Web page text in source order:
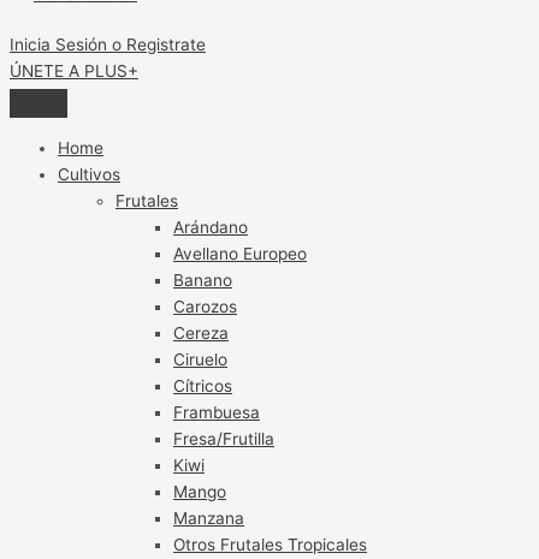
Inicia Sesión o Registrate
ÚNETE A PLUS+
Home
Cultivos
Frutales
Arándano
Avellano Europeo
Banano
Carozos
Cereza
Ciruelo
Cítricos
Frambuesa
Fresa/Frutilla
Kiwi
Mango
Manzana
Otros Frutales Tropicales